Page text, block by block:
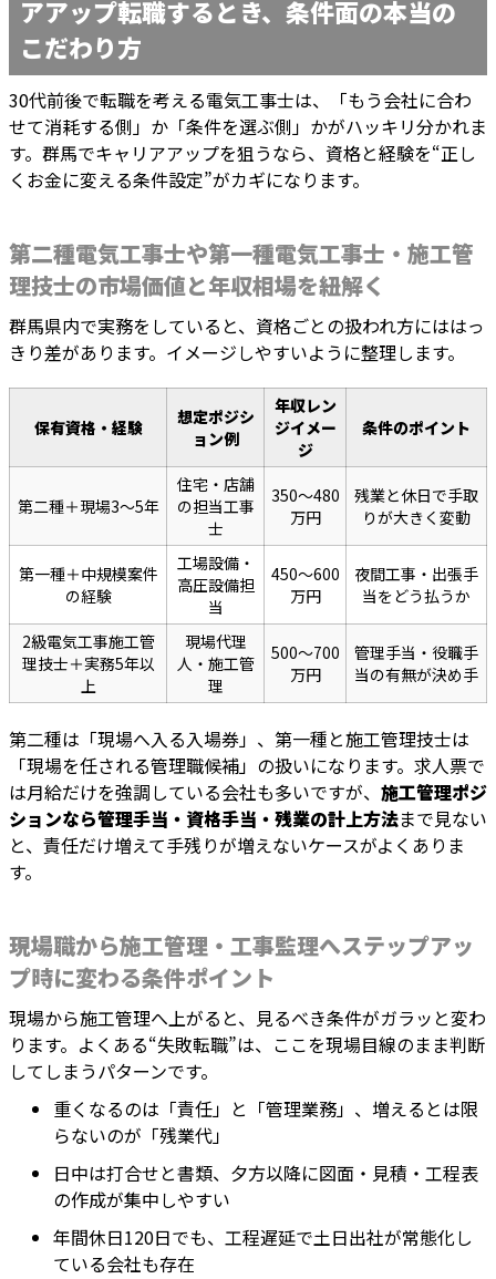
アアップ転職するとき、条件面の本当の
こだわり方
30代前後で転職を考える電気工事士は、「もう会社に合わ
せて消耗する側」か「条件を選ぶ側」かがハッキリ分かれま
す。群馬でキャリアアップを狙うなら、資格と経験を“正し
くお金に変える条件設定”がカギになります。
第二種電気工事士や第一種電気工事士・施工管
理技士の市場価値と年収相場を紐解く
群馬県内で実務をしていると、資格ごとの扱われ方にははっ
きり差があります。イメージしやすいように整理します。
保有資格・経験
想定ポジシ
ョン例
年収レン
ジイメー
ジ
条件のポイント
第二種＋現場3〜5年
住宅・店舗
の担当工事
士
350〜480
万円
残業と休日で手取
りが大きく変動
第一種＋中規模案件
の経験
工場設備・
高圧設備担
当
450〜600
万円
夜間工事・出張手
当をどう払うか
2級電気工事施工管
理技士＋実務5年以
上
現場代理
人・施工管
理
500〜700
万円
管理手当・役職手
当の有無が決め手
第二種は「現場へ入る入場券」、第一種と施工管理技士は
「現場を任される管理職候補」の扱いになります。求人票で
は月給だけを強調している会社も多いですが、 施工管理ポジ
ションなら管理手当・資格手当・残業の計上方法まで見ない
と、責任だけ増えて手残りが増えないケースがよくありま
す。
現場職から施工管理・工事監理へステップアッ
プ時に変わる条件ポイント
現場から施工管理へ上がると、見るべき条件がガラッと変わ
ります。よくある“失敗転職”は、ここを現場目線のまま判断
してしまうパターンです。
重くなるのは「責任」と「管理業務」、増えるとは限
らないのが「残業代」
日中は打合せと書類、夕方以降に図面・見積・工程表
の作成が集中しやすい
年間休日120日でも、工程遅延で土日出社が常態化し
ている会社も存在